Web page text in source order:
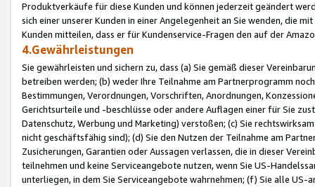
Produktverkäufe für diese Kunden und können jederzeit geändert
sich einer unserer Kunden in einer Angelegenheit an Sie wenden, die
Kunden mitteilen, dass er für Kundenservice-Fragen den auf der
4.Gewährleistungen
Sie gewährleisten und sichern zu, dass (a) Sie gemäß dieser
betreiben werden; (b) weder Ihre Teilnahme am Partnerprogramm
Bestimmungen, Verordnungen, Vorschriften, Anordnungen,
Gerichtsurteile und -beschlüsse oder andere Auflagen einer für Sie
Datenschutz, Werbung und Marketing) verstoßen; (c) Sie
nicht geschäftsfähig sind); (d) Sie den Nutzen der Teilnahme am
Zusicherungen, Garantien oder Aussagen verlassen, die in dieser
teilnehmen und keine Serviceangebote nutzen, wenn Sie US-
unterliegen, in dem Sie Serviceangebote wahrnehmen; (f) Sie alle